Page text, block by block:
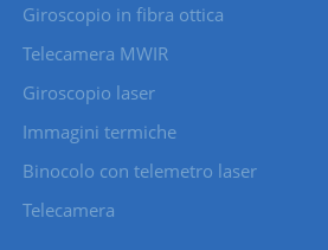
Giroscopio in fibra ottica
Telecamera MWIR
Giroscopio laser
Immagini termiche
Binocolo con telemetro laser
Telecamera